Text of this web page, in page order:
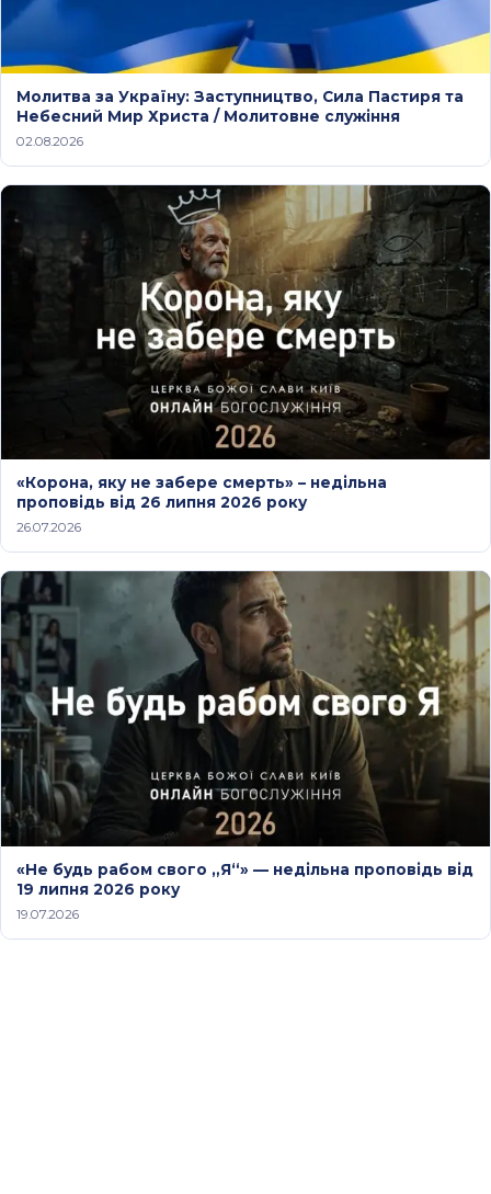
Молитва за Україну: Заступництво, Сила Пастиря та
Небесний Мир Христа / Молитовне служіння
02.08.2026
«Корона, яку не забере смерть» – недільна
проповідь від 26 липня 2026 року
26.07.2026
«Не будь рабом свого „Я“» — недільна проповідь від
19 липня 2026 року
19.07.2026